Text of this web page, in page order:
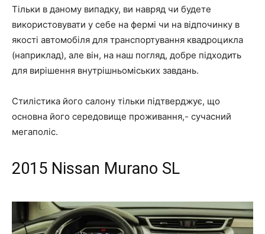
Тільки в даному випадку, ви навряд чи будете
використовувати у себе на фермі чи на відпочинку в
якості автомобіля для транспортування квадроцикла
(наприклад), але він, на наш погляд, добре підходить
для вирішення внутрішньоміських завдань.
Стилістика його салону тільки підтверджує, що
основна його середовище проживання,- сучасний
мегаполіс.
2015 Nissan Murano SL